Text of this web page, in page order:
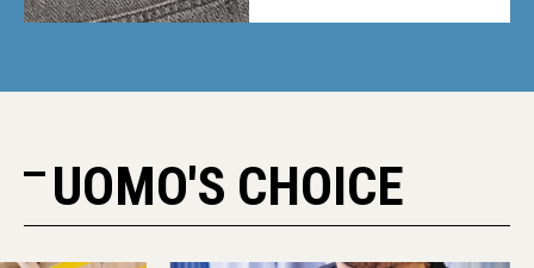
UOMO'S CHOICE